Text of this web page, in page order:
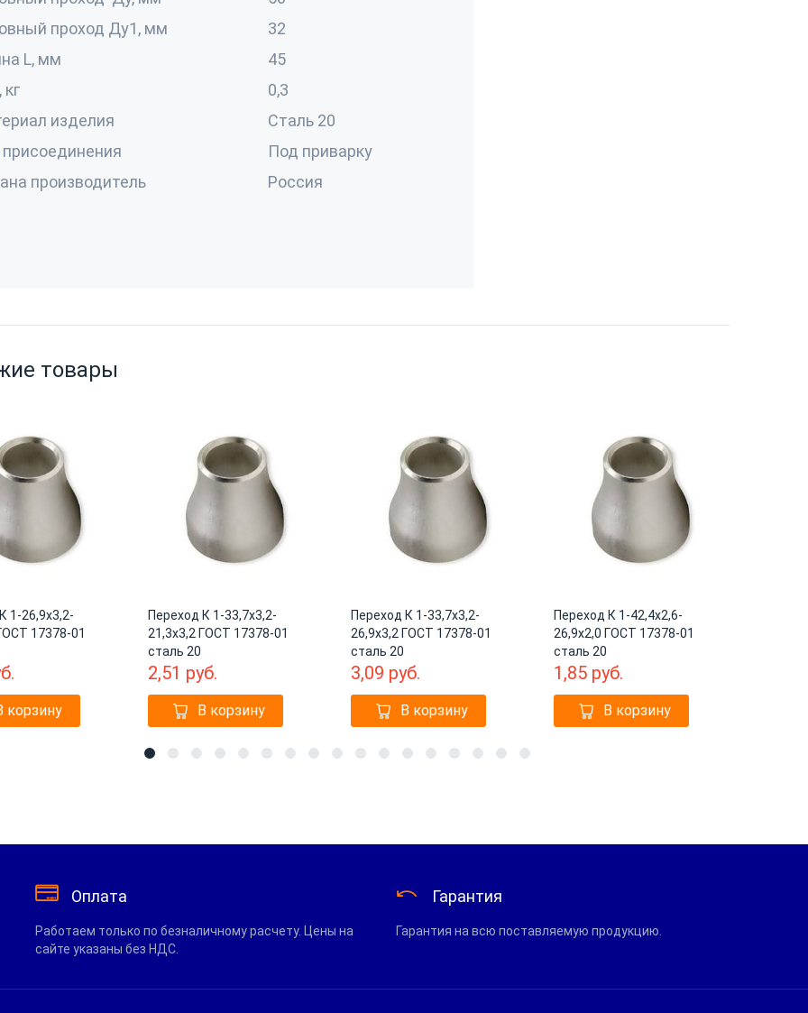
проход Ду1, мм
32
L, мм
45
кг
0,3
изделия
Сталь 20
Под приварку
производитель
Россия
товары
1-26,9х3,2-
17378-01
корзину
Переход К 1-33,7х3,2-
21,3х3,2 ГОСТ 17378-01
сталь 20
2,51 руб.
В корзину
Переход К 1-33,7х3,2-
26,9х3,2 ГОСТ 17378-01
сталь 20
3,09 руб.
В корзину
Переход К 1-42,4х2,6-
26,9х2,0 ГОСТ 17378-01
сталь 20
1,85 руб.
В корзину
6 7 8 9 10 11 12 13 14 15 16 17
Оплата
Работаем только по безналичному расчету. Цены на
сайте указаны без НДС.
Гарантия
Гарантия на всю поставляемую продукцию.